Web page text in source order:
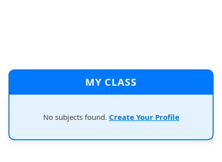
MY CLASS
No subjects found. Create Your Profile